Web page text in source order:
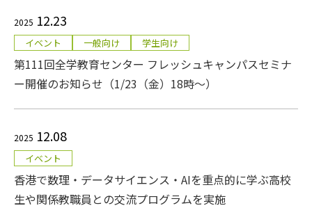
2025 12.23
イベント 一般向け 学生向け
第111回全学教育センター フレッシュキャンパスセミナ
ー開催のお知らせ（1/23（金）18時～）
2025 12.08
イベント
香港で数理・データサイエンス・AIを重点的に学ぶ高校
生や関係教職員との交流プログラムを実施